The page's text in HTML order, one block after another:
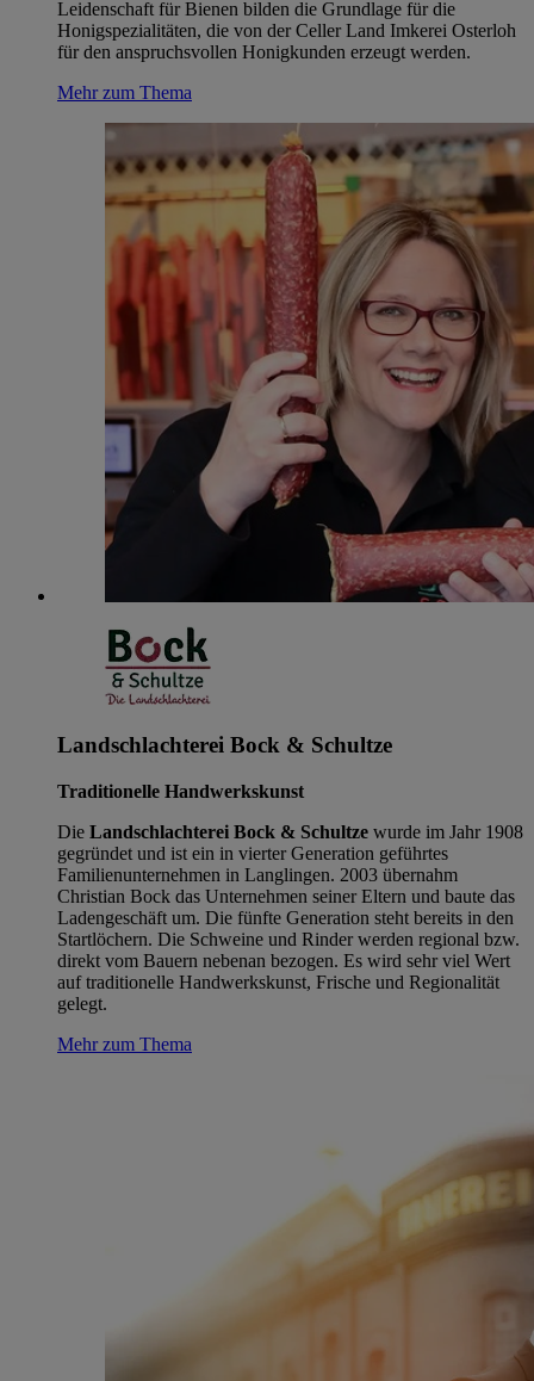
Leidenschaft für Bienen bilden die Grundlage für die
Honigspezialitäten, die von der Celler Land Imkerei Osterloh
für den anspruchsvollen Honigkunden erzeugt werden.
Mehr zum Thema
Landschlachterei Bock & Schultze
Traditionelle Handwerkskunst
Die Landschlachterei Bock & Schultze wurde im Jahr 1908
gegründet und ist ein in vierter Generation geführtes
Familienunternehmen in Langlingen. 2003 übernahm
Christian Bock das Unternehmen seiner Eltern und baute das
Ladengeschäft um. Die fünfte Generation steht bereits in den
Startlöchern. Die Schweine und Rinder werden regional bzw.
direkt vom Bauern nebenan bezogen. Es wird sehr viel Wert
auf traditionelle Handwerkskunst, Frische und Regionalität
gelegt.
Mehr zum Thema